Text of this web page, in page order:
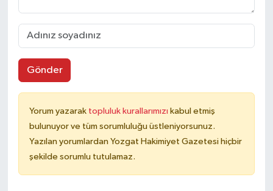
Gönder
Yorum yazarak topluluk kurallarımızı kabul etmiş
bulunuyor ve tüm sorumluluğu üstleniyorsunuz.
Yazılan yorumlardan Yozgat Hakimiyet Gazetesi hiçbir
şekilde sorumlu tutulamaz.